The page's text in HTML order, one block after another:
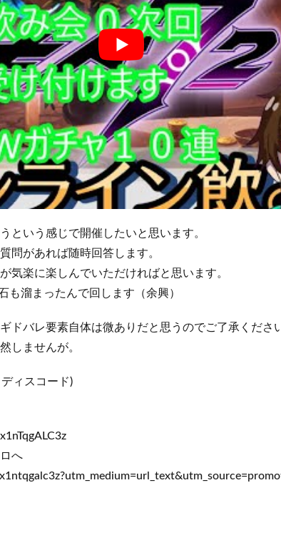
という感じで開催したいと思います。
問があれば随時回答します。
気楽に楽しんでいただければと思います。
も溜まったんで回します（余興）
ドバレ要素自体は微ありだと思うのでご了承くださ
しませんが。
ィスコード)
へ